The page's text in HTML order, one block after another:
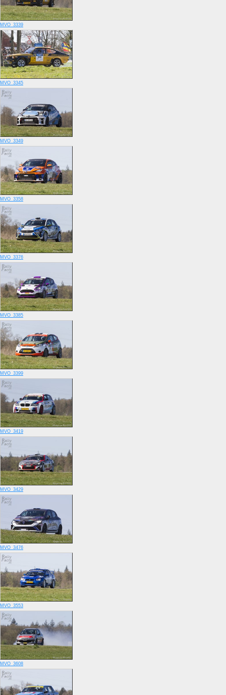
MVO_3339
MVO_3345
MVO_3349
MVO_3358
MVO_3376
MVO_3385
MVO_3399
MVO_3419
MVO_3429
MVO_3476
MVO_3553
MVO_3608